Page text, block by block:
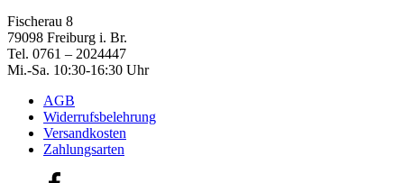
Fischerau 8
79098 Freiburg i. Br.
Tel. 0761 – 2024447
Mi.-Sa. 10:30-16:30 Uhr
AGB
Widerrufsbelehrung
Versandkosten
Zahlungsarten